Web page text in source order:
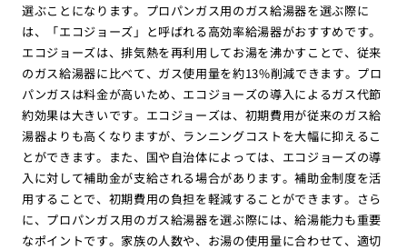
選ぶことになります。プロパンガス用のガス給湯器を選ぶ際に
は、「エコジョーズ」と呼ばれる高効率給湯器がおすすめです。
エコジョーズは、排気熱を再利用してお湯を沸かすことで、従来
のガス給湯器に比べて、ガス使用量を約13%削減できます。プロ
パンガスは料金が高いため、エコジョーズの導入によるガス代節
約効果は大きいです。エコジョーズは、初期費用が従来のガス給
湯器よりも高くなりますが、ランニングコストを大幅に抑えるこ
とができます。また、国や自治体によっては、エコジョーズの導
入に対して補助金が支給される場合があります。補助金制度を活
用することで、初期費用の負担を軽減することができます。さら
に、プロパンガス用のガス給湯器を選ぶ際には、給湯能力も重要
なポイントです。家族の人数や、お湯の使用量に合わせて、適切